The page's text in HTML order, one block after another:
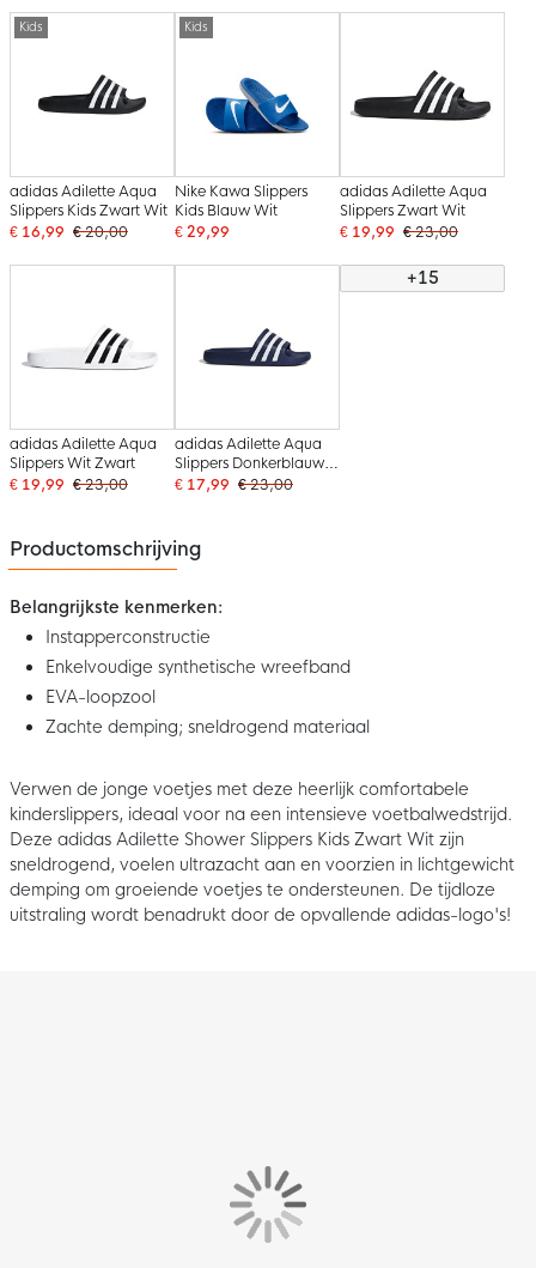
Kids
adidas Adilette Aqua
Slippers Kids Zwart Wit
€ 16,99 € 20,00
Kids
Nike Kawa Slippers
Kids Blauw Wit
€ 29,99
adidas Adilette Aqua
Slippers Zwart Wit
€ 19,99 € 23,00
adidas Adilette Aqua
Slippers Wit Zwart
€ 19,99 € 23,00
adidas Adilette Aqua
Slippers Donkerblauw
Wit
€ 17,99 € 23,00
+15
Productomschrijving
Belangrijkste kenmerken:
Instapperconstructie
Enkelvoudige synthetische wreefband
EVA-loopzool
Zachte demping; sneldrogend materiaal
Verwen de jonge voetjes met deze heerlijk comfortabele
kinderslippers, ideaal voor na een intensieve voetbalwedstrijd.
Deze adidas Adilette Shower Slippers Kids Zwart Wit zijn
sneldrogend, voelen ultrazacht aan en voorzien in lichtgewicht
demping om groeiende voetjes te ondersteunen. De tijdloze
uitstraling wordt benadrukt door de opvallende adidas-logo's!